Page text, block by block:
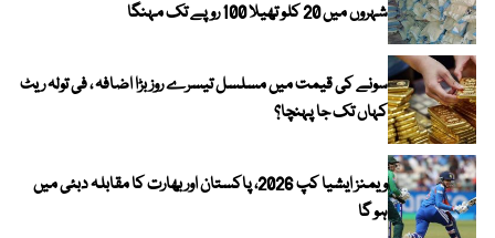
شہروں میں 20 کلو تھیلا 100 روپے تک مہنگا
سونے کی قیمت میں مسلسل تیسرے روز بڑا اضافہ ، فی تولہ ریٹ
کہاں تک جا پہنچا؟
ویمنز ایشیا کپ 2026، پاکستان اور بھارت کا مقابلہ دبئی میں
ہو گا